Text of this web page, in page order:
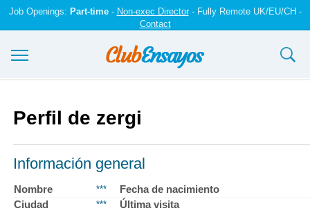
Job Openings: Part-time- Non-exec Director- Fully Remote UK/EU/CH -
Contact
Registrarse
Iniciar sesión
Contáctenos
Perfil de zergi
Información general
Nombre ***
Fecha de nacimiento
Ciudad
***
Última visita